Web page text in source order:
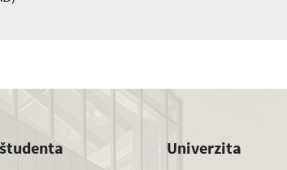
Univerzita